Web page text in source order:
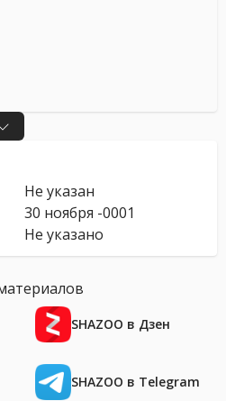
Не указан
30 ноября -0001
Не указано
SHAZOO в Дзен
SHAZOO в Telegram